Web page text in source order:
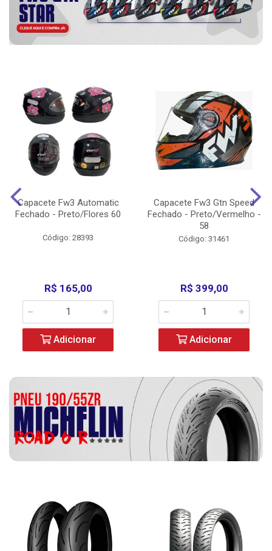
Capacete Fw3 Automatic
Fechado - Preto/Flores 60
Código: 28393
R$ 165,00
Adicionar
Capacete Fw3 Gtn Speed
Fechado - Preto/Vermelho -
58
Código: 31461
R$ 399,00
Adicionar